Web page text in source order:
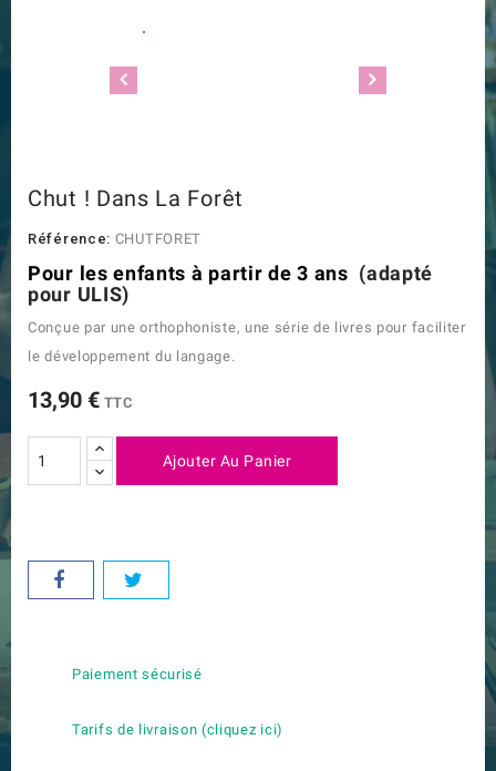
Chut ! Dans La Forêt
Référence: CHUTFORET
Pour les enfants à partir de 3 ans (adapté
pour ULIS)
Conçue par une orthophoniste, une série de livres pour faciliter
le développement du langage.
13,90 € TTC
Ajouter Au Panier
Paiement sécurisé
Tarifs de livraison (cliquez ici)